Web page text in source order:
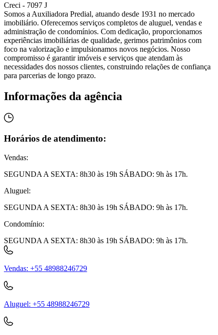
Creci - 7097 J
Somos a Auxiliadora Predial, atuando desde 1931 no mercado
imobiliário. Oferecemos serviços completos de aluguel, vendas e
administração de condomínios. Com dedicação, proporcionamos
experiências imobiliárias de qualidade, gerimos patrimônios com
foco na valorização e impulsionamos novos negócios. Nosso
compromisso é garantir imóveis e serviços que atendam às
necessidades dos nossos clientes, construindo relações de confiança
para parcerias de longo prazo.
Informações da agência
Horários de atendimento:
Vendas:
SEGUNDA A SEXTA: 8h30 às 19h SÁBADO: 9h às 17h.
Aluguel:
SEGUNDA A SEXTA: 8h30 às 19h SÁBADO: 9h às 17h.
Condomínio:
SEGUNDA A SEXTA: 8h30 às 19h SÁBADO: 9h às 17h.
Vendas: +55 48988246729
Aluguel: +55 48988246729